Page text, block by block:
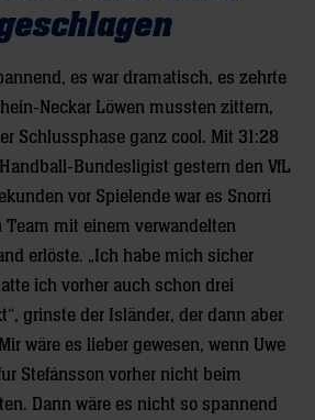
es war dramatisch, es zehrte
Neckar Löwen mussten zittern,
Schlussphase ganz cool. Mit 31:28
Bundesligist gestern den VfL
vor Spielende war es Snorri
Team mit einem verwandelten
erlöste. „Ich habe mich sicher
ich vorher auch schon drei
grinste der Isländer, der dann aber
wäre es lieber gewesen, wenn Uwe
Stefánsson vorher nicht beim
Dann wäre es nicht so spannend